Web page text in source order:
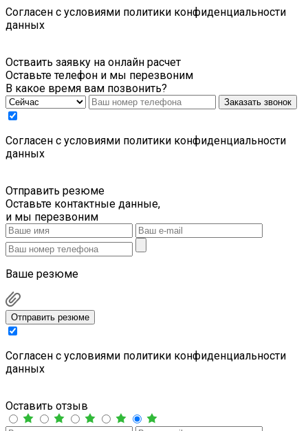
Cогласен с условиями политики конфиденциальности
данных
Остваить заявку на онлайн расчет
Оставьте телефон и мы перезвоним
В какое время вам позвонить?
Заказать звонок
Cогласен с условиями политики конфиденциальности
данных
Отправить резюме
Оставьте контактные данные,
и мы перезвоним
Ваше резюме
Отправить резюме
Cогласен с условиями политики конфиденциальности
данных
Оставить отзыв